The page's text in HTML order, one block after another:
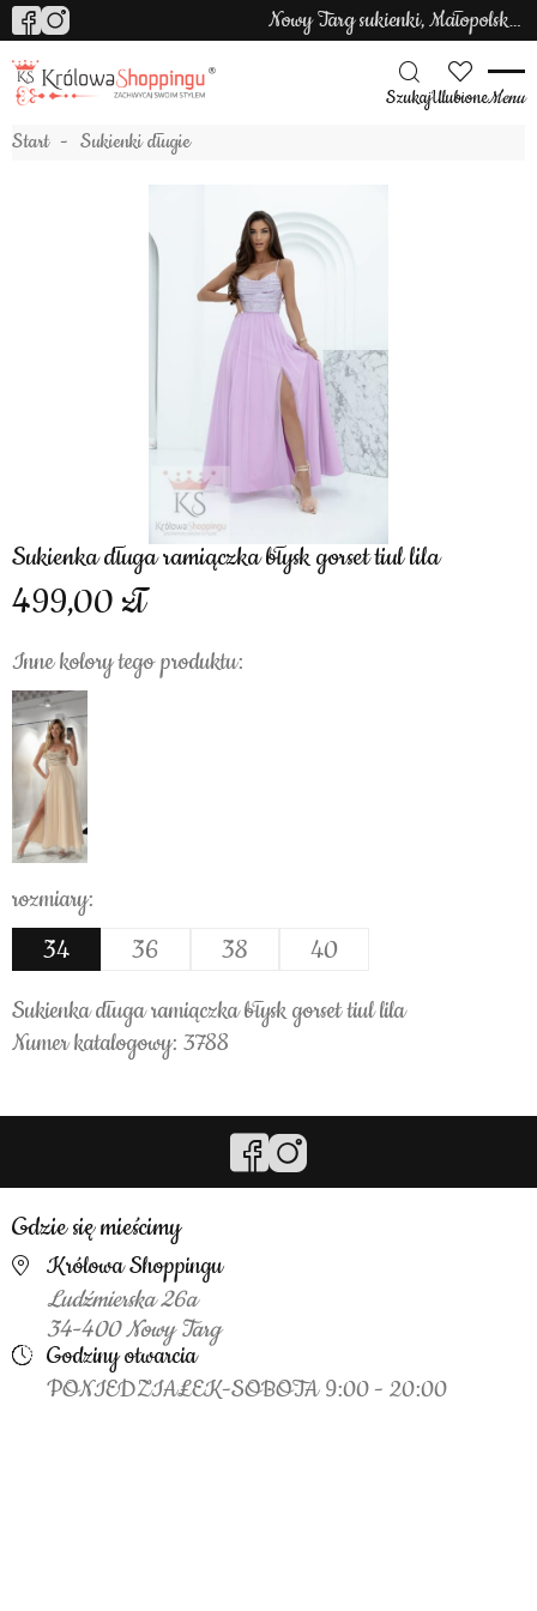
Nowy Targ sukienki, Małopolska sukienki
SzukajUlubioneMenu
Start Sukienki długie
Sukienka długa ramiączka błysk gorset tiul lila
499,00
Inne kolory tego produktu:
rozmiary:
34 36 38 40
Sukienka długa ramiączka błysk gorset tiul lila
Numer katalogowy: 3788
Gdzie się mieścimy
Królowa Shoppingu
Ludźmierska 26a
34-400 Nowy Targ
Godziny otwarcia
PONIEDZIAŁEK-SOBOTA 9:00 - 20:00